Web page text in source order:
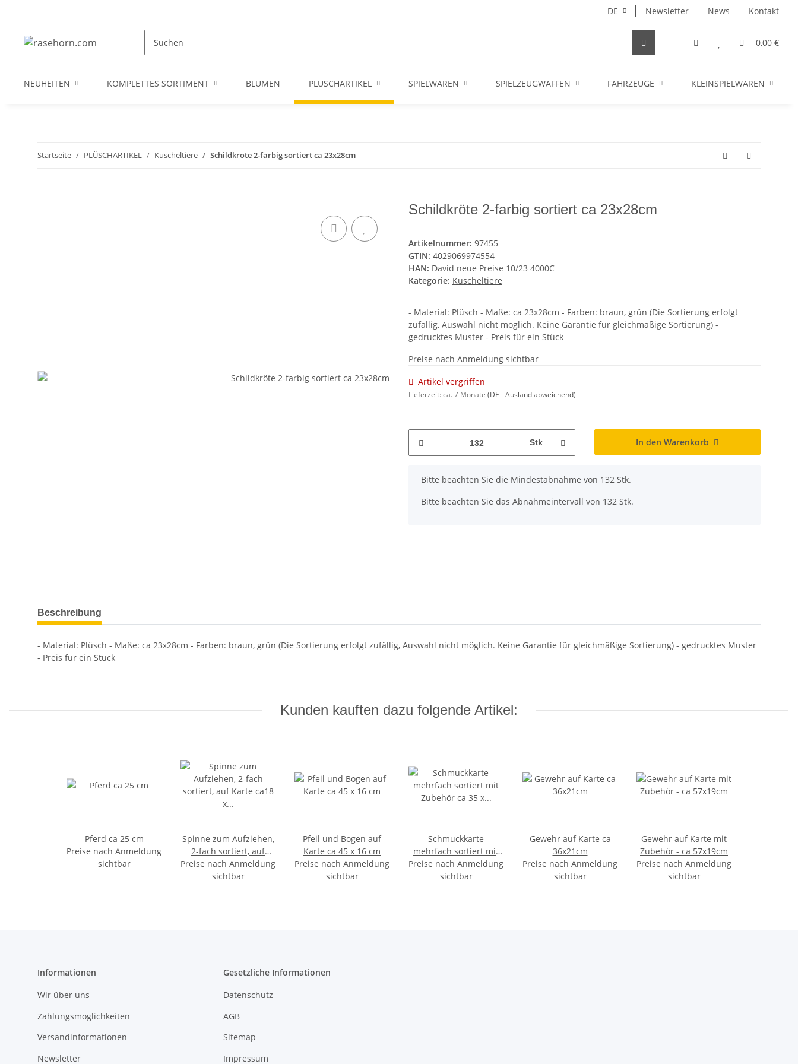
DE Newsletter News Kontakt
0,00 €
NEUHEITEN KOMPLETTES SORTIMENT BLUMEN PLÜSCHARTIKEL SPIELWAREN SPIELZEUGWAFFEN FAHRZEUGE KLEINSPIELWAREN
Startseite PLÜSCHARTIKEL Kuscheltiere Schildkröte 2-farbig sortiert ca 23x28cm
Schildkröte 2-farbig sortiert ca 23x28cm
Artikelnummer: 97455
GTIN: 4029069974554
HAN: David neue Preise 10/23 4000C
Kategorie: Kuscheltiere
- Material: Plüsch - Maße: ca 23x28cm - Farben: braun, grün (Die Sortierung erfolgt
zufällig, Auswahl nicht möglich. Keine Garantie für gleichmäßige Sortierung) -
gedrucktes Muster - Preis für ein Stück
Preise nach Anmeldung sichtbar
Artikel vergriffen
Lieferzeit:ca. 7 Monate (DE - Ausland abweichend)
Stk In den Warenkorb
x
Bitte beachten Sie die Mindestabnahme von 132 Stk.
Bitte beachten Sie das Abnahmeintervall von 132 Stk.
Beschreibung
- Material: Plüsch - Maße: ca 23x28cm - Farben: braun, grün (Die Sortierung erfolgt zufällig, Auswahl nicht möglich. Keine Garantie für gleichmäßige Sortierung) - gedrucktes Muster
- Preis für ein Stück
Kunden kauften dazu folgende Artikel:
Pferd ca 25 cm
Preise nach Anmeldung
sichtbar
Spinne zum Aufziehen,
2-fach sortiert, auf
Karte ca18 x 16 cm
Preise nach Anmeldung
sichtbar
Pfeil und Bogen auf
Karte ca 45 x 16 cm
Preise nach Anmeldung
sichtbar
Schmuckkarte
mehrfach sortiert mit
Zubehör ca 35 x 21 cm
Preise nach Anmeldung
sichtbar
Gewehr auf Karte ca
36x21cm
Preise nach Anmeldung
sichtbar
Gewehr auf Karte mit
Zubehör - ca 57x19cm
Preise nach Anmeldung
sichtbar
Informationen
Wir über uns
Zahlungsmöglichkeiten
Versandinformationen
Newsletter
Gesetzliche Informationen
Datenschutz
AGB
Sitemap
Impressum